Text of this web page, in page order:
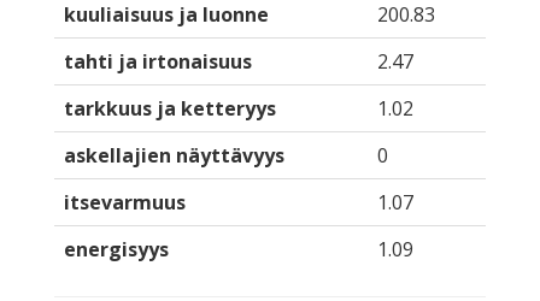
kuuliaisuus ja luonne
200.83
tahti ja irtonaisuus
2.47
tarkkuus ja ketteryys
1.02
askellajien näyttävyys
0
itsevarmuus
1.07
energisyys
1.09